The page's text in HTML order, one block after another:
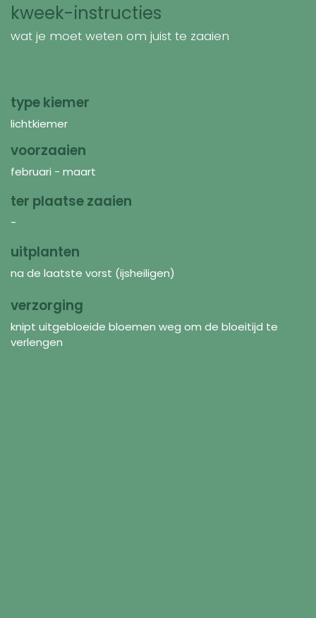
kweek-instructies
wat je moet weten om juist te zaaien
type kiemer
lichtkiemer
voorzaaien
februari - maart
ter plaatse zaaien
-
uitplanten
na de laatste vorst (ijsheiligen)
verzorging
knipt uitgebloeide bloemen weg om de bloeitijd te
verlengen